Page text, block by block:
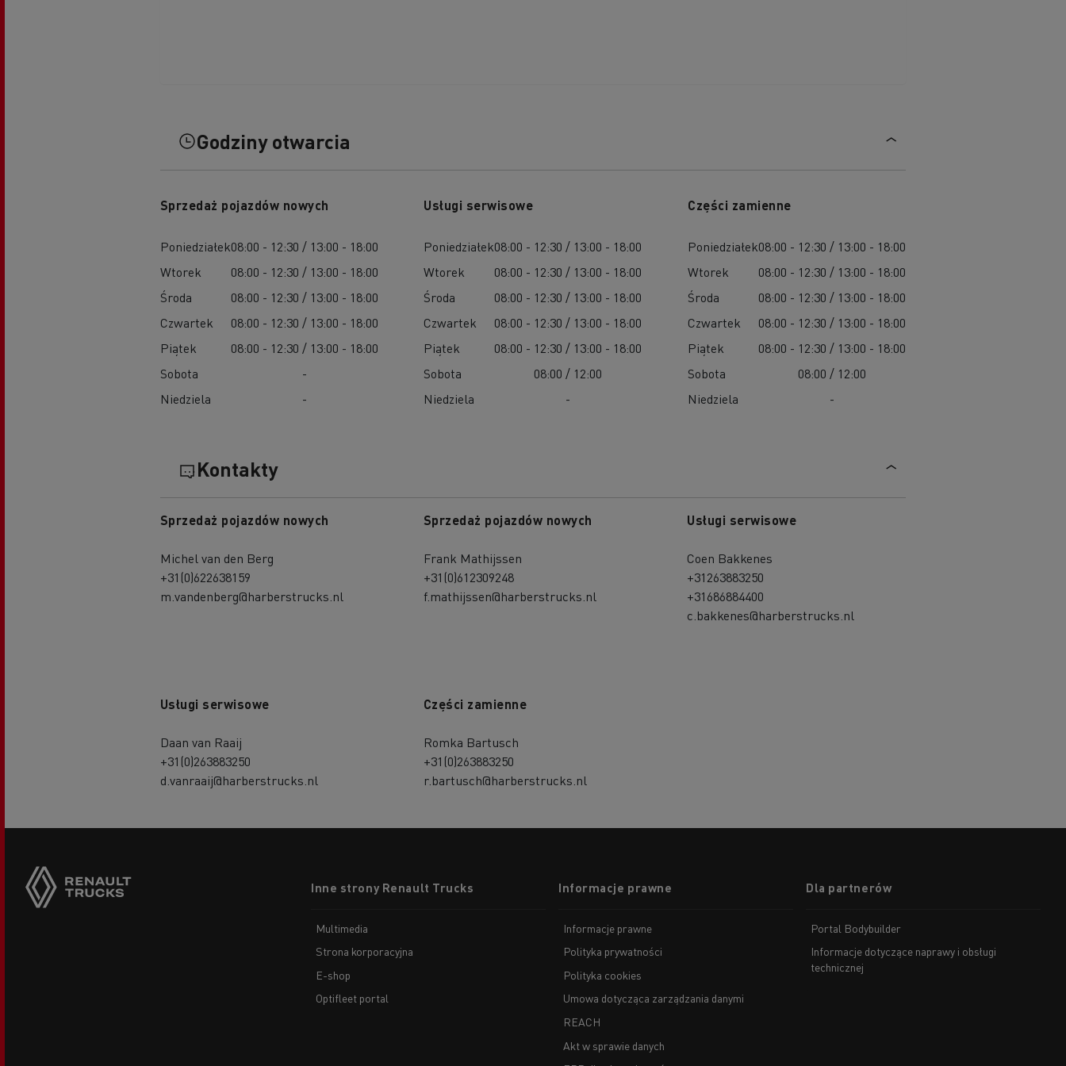
Godziny otwarcia
Sprzedaż pojazdów nowych
Poniedziałek08:00 - 12:30 / 13:00 - 18:00
Wtorek
08:00 - 12:30 / 13:00 - 18:00
Środa
08:00 - 12:30 / 13:00 - 18:00
Czwartek
08:00 - 12:30 / 13:00 - 18:00
Piątek
08:00 - 12:30 / 13:00 - 18:00
Sobota
-
Niedziela
-
Usługi serwisowe
Poniedziałek08:00 - 12:30 / 13:00 - 18:00
Wtorek
08:00 - 12:30 / 13:00 - 18:00
Środa
08:00 - 12:30 / 13:00 - 18:00
Czwartek
08:00 - 12:30 / 13:00 - 18:00
Piątek
08:00 - 12:30 / 13:00 - 18:00
Sobota
08:00 / 12:00
Niedziela
-
Części zamienne
Poniedziałek08:00 - 12:30 / 13:00 - 18:00
Wtorek
08:00 - 12:30 / 13:00 - 18:00
Środa
08:00 - 12:30 / 13:00 - 18:00
Czwartek
08:00 - 12:30 / 13:00 - 18:00
Piątek
08:00 - 12:30 / 13:00 - 18:00
Sobota
08:00 / 12:00
Niedziela
-
Kontakty
Sprzedaż pojazdów nowych
Michel van den Berg
+31(0)622638159
m.vandenberg@harberstrucks.nl
Sprzedaż pojazdów nowych
Frank Mathijssen
+31(0)612309248
f.mathijssen@harberstrucks.nl
Usługi serwisowe
Coen Bakkenes
+31263883250
+31686884400
c.bakkenes@harberstrucks.nl
Usługi serwisowe
Daan van Raaij
+31(0)263883250
d.vanraaij@harberstrucks.nl
Części zamienne
Romka Bartusch
+31(0)263883250
r.bartusch@harberstrucks.nl
menuInne strony Renault Trucks
Multimedia
Strona korporacyjna
E-shop
Optifleet portal
Informacje prawne
Informacje prawne
Polityka prywatności
Polityka cookies
Umowa dotycząca zarządzania danymi
REACH
Akt w sprawie danych
Dla partnerów
Portal Bodybuilder
Informacje dotyczące naprawy i obsługi
technicznej